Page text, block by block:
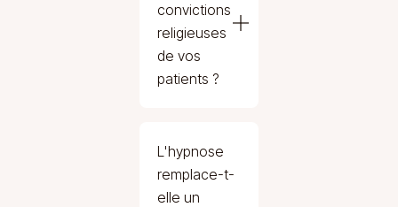
convictions
religieuses
de vos
patients ?
L'hypnose
remplace-t-
elle un